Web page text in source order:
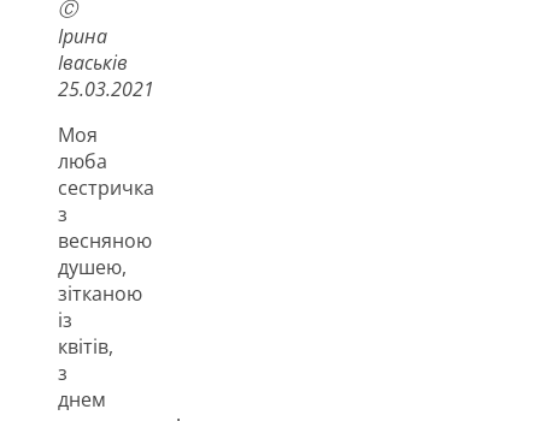
Ⓒ
Ірина
Іваськів
25.03.2021
Моя
люба
сестричка
з
весняною
душею,
зітканою
із
квітів,
з
днем